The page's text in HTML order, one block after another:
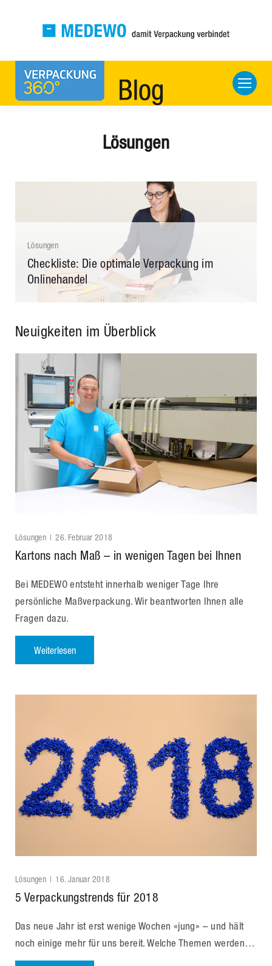
Lösungen
Checkliste: Die optimale Verpackung im
Onlinehandel
Lösungen
Neuigkeiten im Überblick
Kartons nach Maß – in wenigen Tagen bei Ihnen
Lösungen 26. Februar 2018
Bei MEDEWO entsteht innerhalb weniger Tage Ihre
persönliche Maßverpackung. Wir beantworten Ihnen alle
Fragen dazu.
Weiterlesen
5 Verpackungstrends für 2018
Lösungen 16. Januar 2018
Das neue Jahr ist erst wenige Wochen «jung» – und hält
noch einige mehr für uns bereit. Welche Themen werden…